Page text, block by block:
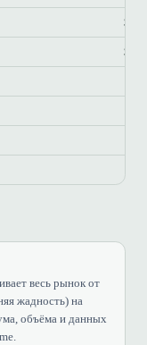
весь рынок от
жадность) на
объёма и данных